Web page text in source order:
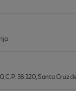
38.120, Santa Cruz